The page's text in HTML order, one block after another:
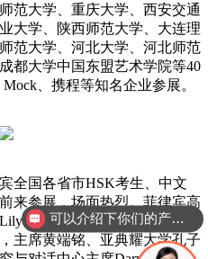
范大学、重庆大学、西安交通
大学、陕西师范大学、大连理
范大学、河北大学、河北师范
都大学中国东盟艺术学院等40
、携程等知名企业参展。
全国各省市HSK考生、中文
来参展，场面热烈。菲律宾高
Freida M. Milla CESO IV、
主席黄端铭、亚典耀大学孔子
可以介绍下你们的产品么？